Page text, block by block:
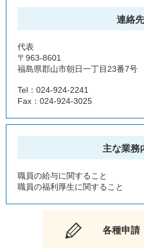
連絡先
代表
〒963-8601
福島県郡山市朝日一丁目23番7
Tel：024-924-2241
Fax：024-924-3025
主な業務
職員の給与に関すること
職員の福利厚生に関すること
各種申請